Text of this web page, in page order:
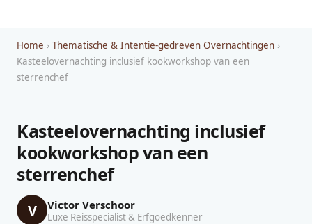
Home › Thematische & Intentie-gedreven Overnachtingen ›
Kasteelovernachting inclusief kookworkshop van een
sterrenchef
Kasteelovernachting inclusief
kookworkshop van een
sterrenchef
V Victor Verschoor
Luxe Reisspecialist & Erfgoedkenner